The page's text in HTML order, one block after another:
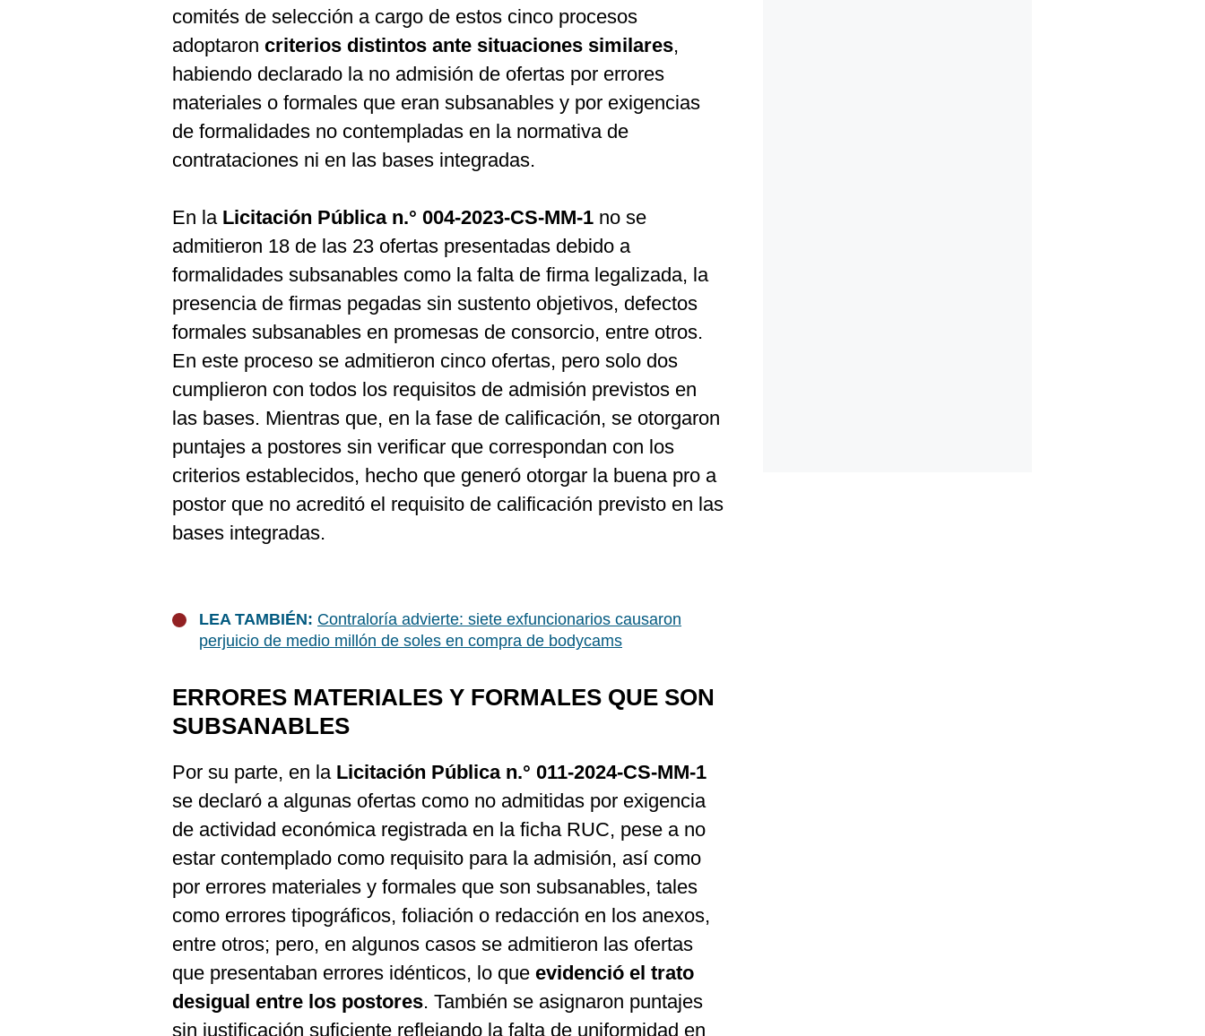
comités de selección a cargo de estos cinco procesos
adoptaron criterios distintos ante situaciones similares,
habiendo declarado la no admisión de ofertas por errores
materiales o formales que eran subsanables y por exigencias
de formalidades no contempladas en la normativa de
contrataciones ni en las bases integradas.
En la Licitación Pública n.° 004-2023-CS-MM-1 no se
admitieron 18 de las 23 ofertas presentadas debido a
formalidades subsanables como la falta de firma legalizada, la
presencia de firmas pegadas sin sustento objetivos, defectos
formales subsanables en promesas de consorcio, entre otros.
En este proceso se admitieron cinco ofertas, pero solo dos
cumplieron con todos los requisitos de admisión previstos en
las bases. Mientras que, en la fase de calificación, se otorgaron
puntajes a postores sin verificar que correspondan con los
criterios establecidos, hecho que generó otorgar la buena pro a
postor que no acreditó el requisito de calificación previsto en las
bases integradas.
LEA TAMBIÉN: Contraloría advierte: siete exfuncionarios causaron
perjuicio de medio millón de soles en compra de bodycams
ERRORES MATERIALES Y FORMALES QUE SON
SUBSANABLES
Por su parte, en la Licitación Pública n.° 011-2024-CS-MM-1
se declaró a algunas ofertas como no admitidas por exigencia
de actividad económica registrada en la ficha RUC, pese a no
estar contemplado como requisito para la admisión, así como
por errores materiales y formales que son subsanables, tales
como errores tipográficos, foliación o redacción en los anexos,
entre otros; pero, en algunos casos se admitieron las ofertas
que presentaban errores idénticos, lo que evidenció el trato
desigual entre los postores. También se asignaron puntajes
sin justificación suficiente reflejando la falta de uniformidad en